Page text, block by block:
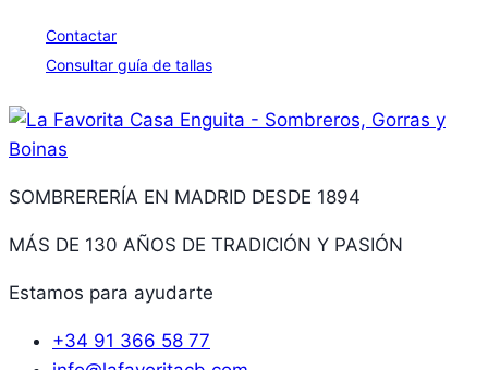
Contactar
Consultar guía de tallas
SOMBRERERÍA EN MADRID DESDE 1894
MÁS DE 130 AÑOS DE TRADICIÓN Y PASIÓN
Estamos para ayudarte
+34 91 366 58 77